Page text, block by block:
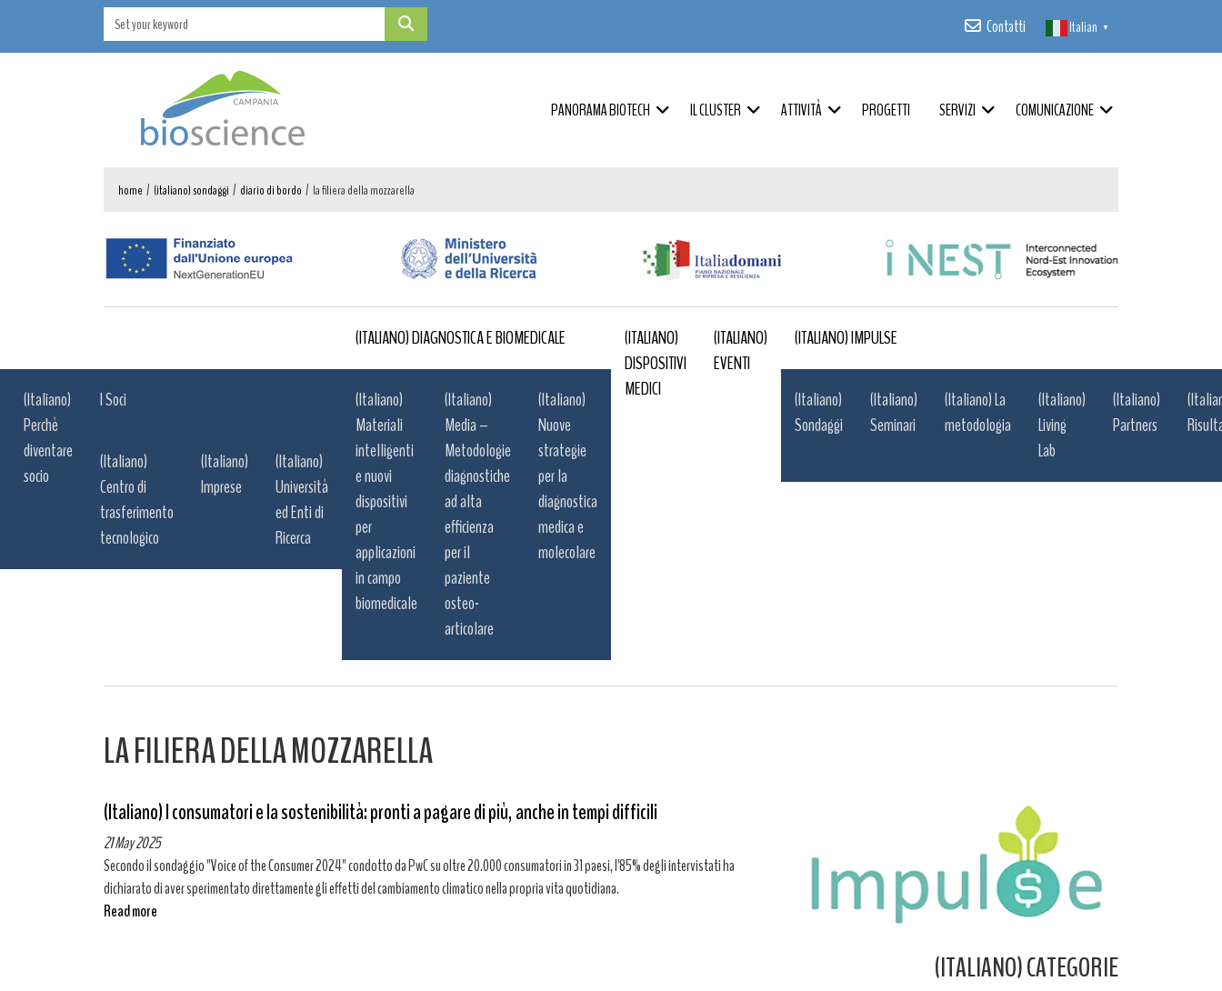
Contatti Italian ▼
PANORAMA BIOTECH IL CLUSTER ATTIVITÀ PROGETTI SERVIZI COMUNICAZIONE
home / (italiano) sondaggi / diario di bordo / la filiera della mozzarella
(Italiano)
Perchè
diventare
socio
I Soci
(Italiano)
Centro di
trasferimento
tecnologico
(Italiano)
Imprese
(Italiano)
Università
ed Enti di
Ricerca
(ITALIANO) DIAGNOSTICA E BIOMEDICALE
(Italiano)
Materiali
intelligenti
e nuovi
dispositivi
per
applicazioni
in campo
biomedicale
(Italiano)
Media –
Metodologie
diagnostiche
ad alta
efficienza
per il
paziente
osteo-
articolare
(Italiano)
Nuove
strategie
per la
diagnostica
medica e
molecolare
(ITALIANO)
DISPOSITIVI
MEDICI
(ITALIANO)
EVENTI
(ITALIANO) IMPULSE
(Italiano)
Sondaggi
(Italiano)
Seminari
(Italiano) La
metodologia
(Italiano)
Living
Lab
(Italiano)
Partners
LA FILIERA DELLA MOZZARELLA
(Italiano) I consumatori e la sostenibilità: pronti a pagare di più, anche in tempi difficili
21 May 2025
Secondo il sondaggio "Voice of the Consumer 2024" condotto da PwC su oltre 20.000 consumatori in 31 paesi, l'85% degli intervistati ha
dichiarato di aver sperimentato direttamente gli effetti del cambiamento climatico nella propria vita quotidiana.
Read more
(ITALIANO) CATEGORIE